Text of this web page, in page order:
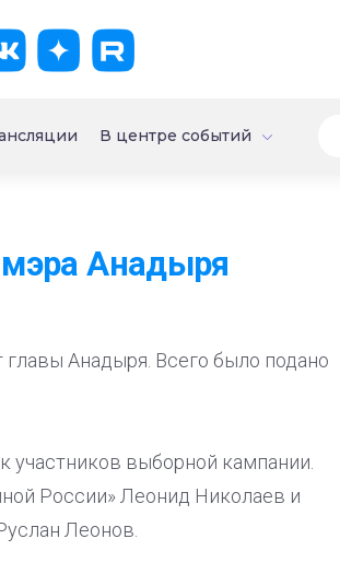
В центре событий
мэра Анадыря
Анадыря. Всего было подано
участников выборной кампании.
России» Леонид Николаев и
Леонов.